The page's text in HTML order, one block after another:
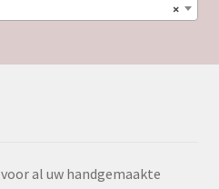
×
al uw handgemaakte